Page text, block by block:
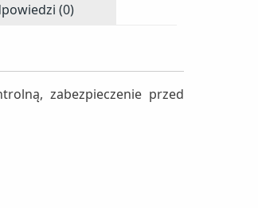
(0)
zabezpieczenie przed